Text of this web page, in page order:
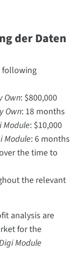
der Daten
following
Own: $800,000
Own: 18 months
Module: $10,000
Module: 6 months
the time to
the relevant
analysis are
for the
Module